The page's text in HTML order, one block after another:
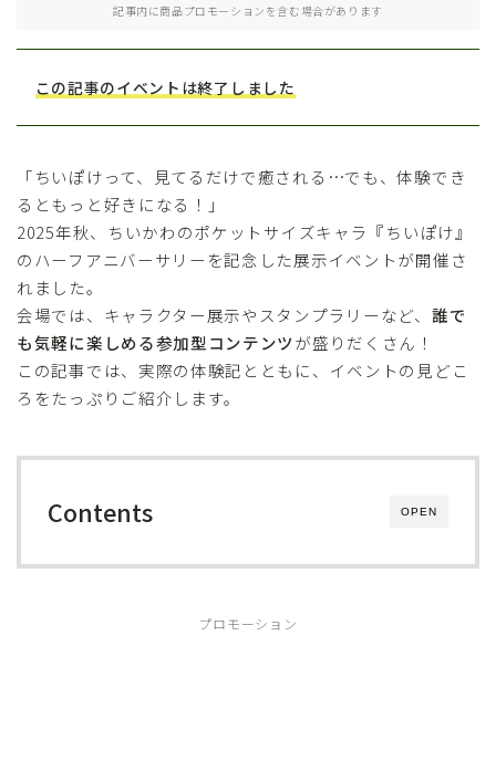
記事内に商品プロモーションを含む場合があります
この記事のイベントは終了しました
「ちいぽけって、見てるだけで癒される…でも、体験でき
るともっと好きになる！」
2025年秋、ちいかわのポケットサイズキャラ『ちいぽけ』
のハーフアニバーサリーを記念した展示イベントが開催さ
れました。
会場では、キャラクター展示やスタンプラリーなど、 誰で
も気軽に楽しめる参加型コンテンツが盛りだくさん！
この記事では、実際の体験記とともに、イベントの見どこ
ろをたっぷりご紹介します。
OPEN
Contents
プロモーション